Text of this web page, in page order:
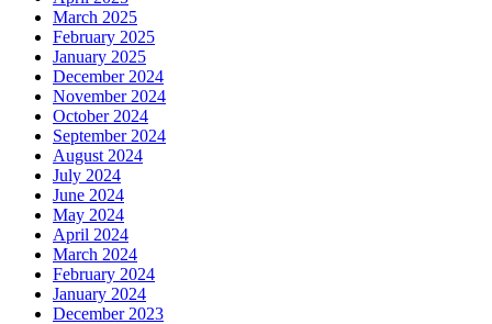
March 2025
February 2025
January 2025
December 2024
November 2024
October 2024
September 2024
August 2024
July 2024
June 2024
May 2024
April 2024
March 2024
February 2024
January 2024
December 2023